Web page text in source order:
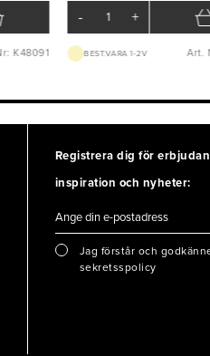
K48091
- +
BEST.VARA 1-2V Art.
Registrera dig för
inspiration och nyheter:
Jag förstår och
sekretsspolicy